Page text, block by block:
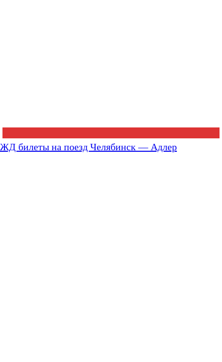
ЖД билеты на поезд Челябинск — Адлер